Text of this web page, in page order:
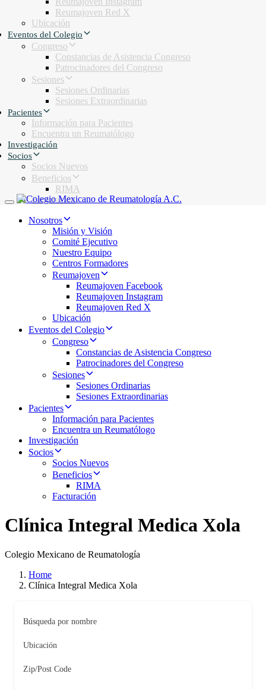
Reumajoven Red X
Ubicación
Eventos del Colegio
Congreso
Constancias de Asistencia Congreso
Patrocinadores del Congreso
Sesiones
Sesiones Ordinarias
Sesiones Extraordinarias
Pacientes
Información para Pacientes
Encuentra un Reumatólogo
Investigación
Socios
Socios Nuevos
Beneficios
RIMA
Facturación
Toggle navigation
Nosotros
Misión y Visión
Comité Ejecutivo
Nuestro Equipo
Centros Formadores
Reumajoven
Reumajoven Facebook
Reumajoven Instagram
Reumajoven Red X
Ubicación
Eventos del Colegio
Congreso
Constancias de Asistencia Congreso
Patrocinadores del Congreso
Sesiones
Sesiones Ordinarias
Sesiones Extraordinarias
Pacientes
Información para Pacientes
Encuentra un Reumatólogo
Investigación
Socios
Socios Nuevos
Beneficios
RIMA
Facturación
Clínica Integral Medica Xola
Colegio Mexicano de Reumatología
Home
Clínica Integral Medica Xola
Búsqueda por nombre
Ubicación
Zip/Post Code